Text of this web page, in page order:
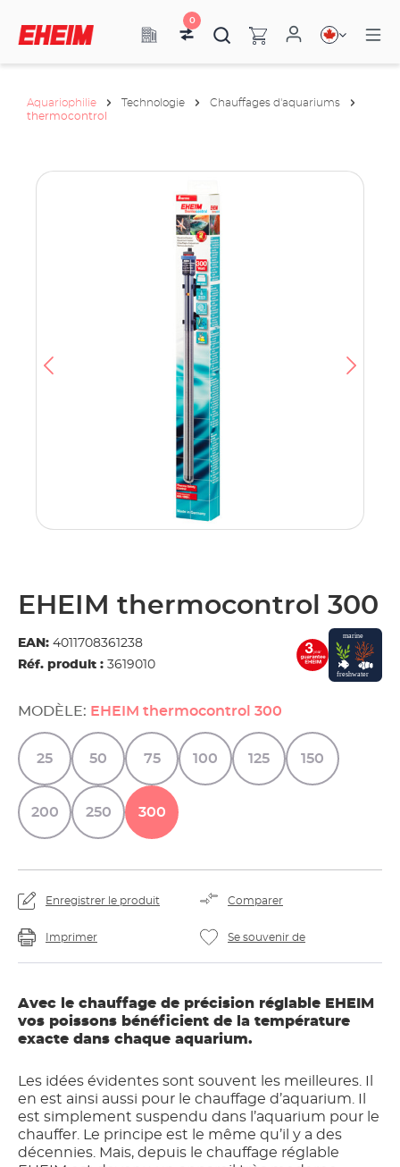
0
Aquariophilie Technologie
Chauffages d'aquariums
thermocontrol
EHEIM thermocontrol 300
EAN: 4011708361238
Réf. produit : 3619010
MODÈLE: EHEIM thermocontrol 300
25 50 75 100 125 150
200 250 300
Enregistrer le produit Comparer
Imprimer Se souvenir de
Avec le chauffage de précision réglable EHEIM
vos poissons bénéficient de la température
exacte dans chaque aquarium.
Les idées évidentes sont souvent les meilleures. Il
en est ainsi aussi pour le chauffage d’aquarium. Il
est simplement suspendu dans l’aquarium pour le
chauffer. Le principe est le même qu’il y a des
décennies. Mais, depuis le chauffage réglable